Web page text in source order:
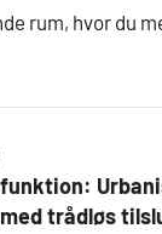
rum, hvor du
trådløs